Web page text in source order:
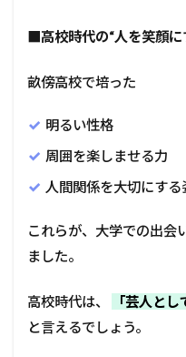
■高校時代の“人を笑顔
畝傍高校で培った
明るい性格
周囲を楽しませる力
人間関係を大切にする
これらが、大学での出会
ました。
高校時代は、
「芸人と
と言えるでしょう。